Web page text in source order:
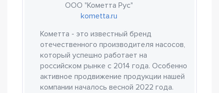
ООО "Кометта Рус"
kometta.ru
Кометта - это известный бренд
отечественного производителя насосов,
который успешно работает на
российском рынке с 2014 года. Особенно
активное продвижение продукции нашей
компании началось весной 2022 года.